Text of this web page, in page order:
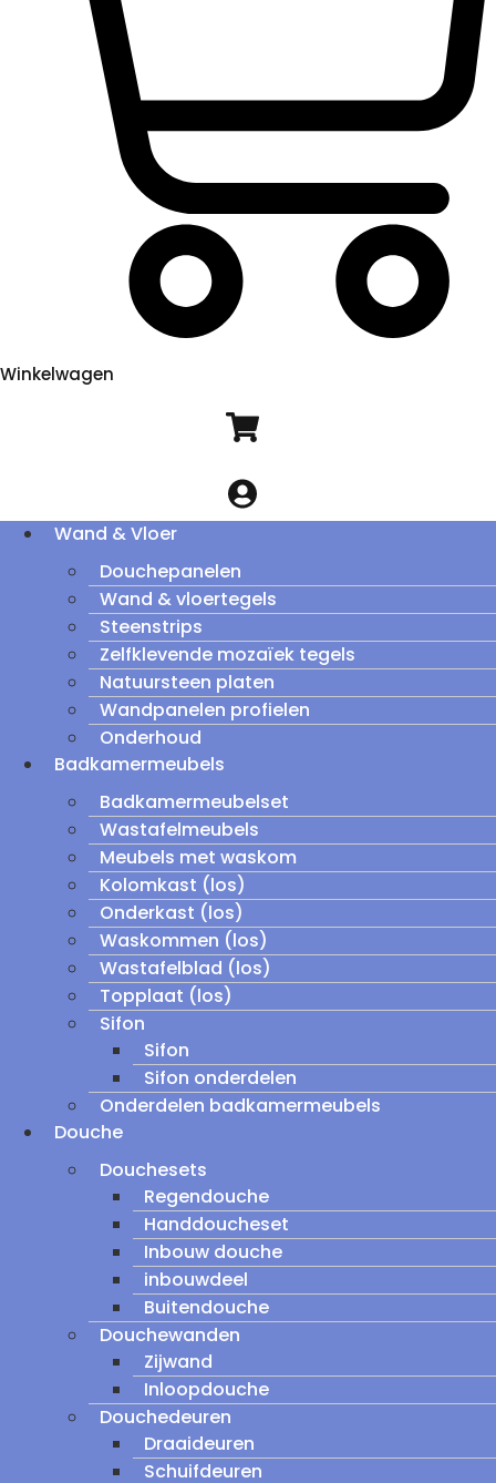
Winkelwagen
Wand & Vloer
Douchepanelen
Wand & vloertegels
Steenstrips
Zelfklevende mozaïek tegels
Natuursteen platen
Wandpanelen profielen
Onderhoud
Badkamermeubels
Badkamermeubelset
Wastafelmeubels
Meubels met waskom
Kolomkast (los)
Onderkast (los)
Waskommen (los)
Wastafelblad (los)
Topplaat (los)
Sifon
Sifon
Sifon onderdelen
Onderdelen badkamermeubels
Douche
Douchesets
Regendouche
Handdoucheset
Inbouw douche
inbouwdeel
Buitendouche
Douchewanden
Zijwand
Inloopdouche
Douchedeuren
Draaideuren
Schuifdeuren